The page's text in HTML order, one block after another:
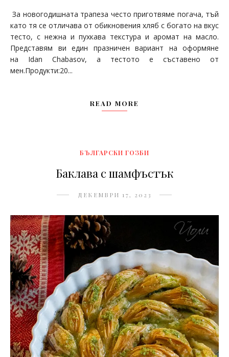
За новогодишната трапеза често приготвяме погача, тъй
като тя се отличава от обикновения хляб с богато на вкус
тесто, с нежна и пухкава текстура и аромат на масло.
Представям ви един празничен вариант на оформяне
на Idan Chabasov, а тестото е съставено от
мен.Продукти:20...
READ MORE
БЪЛГАРСКИ ГОЗБИ
Баклава с шамфъстък
ДЕКЕМВРИ 17, 2023